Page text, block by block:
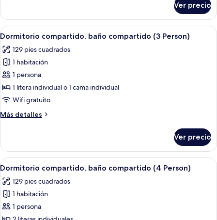
individuales,
baño
compartido
con
camas
baño
compartido
Ver precio
Abrir
todas
las
fotos
de
Dormitorio
compartido,
compartido
Wifi gratis, decoración personalizada
6
Dormitorio compartido, baño compartido (3 Person)
129 pies cuadrados
1 habitación
1 persona
1 litera individual o 1 cama individual
Wifi gratuito
Más detalles
Más
compartido,
baño
compartido
Person)
Ver precio
Abrir
todas
las
fotos
de
Una litera con los números 3 y 4, un
7
Dormitorio compartido, baño compartido (4 Person)
129 pies cuadrados
1 habitación
1 persona